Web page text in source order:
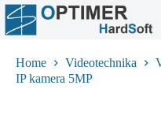
Skip
to
content
Home
Videotechnika
IP kamera 5MP